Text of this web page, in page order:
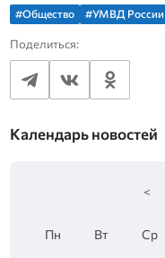
#Общество #УМВД России
Поделиться:
Календарь новостей
<
Пн Вт Ср